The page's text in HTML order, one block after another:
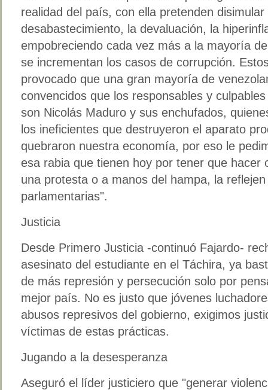
realidad del país, con ella pretenden
desabastecimiento, la devaluación, la
empobreciendo cada vez más a la mayoría
se incrementan los casos de corrupción.
provocado que una gran mayoría de
convencidos que los responsables y
son Nicolás Maduro y sus enchufados,
los ineficientes que destruyeron el aparato
quebraron nuestra economía, por eso le
esa rabia que tienen hoy por tener que hacer
una protesta o a manos del hampa, la
parlamentarias".
Justicia
Desde Primero Justicia -continuó Fajardo-
asesinato del estudiante en el Táchira, ya
de más represión y persecución solo por
mejor país. No es justo que jóvenes
abusos represivos del gobierno, exigimos
víctimas de estas prácticas.
Jugando a la desesperanza
Aseguró el líder justiciero que "generar